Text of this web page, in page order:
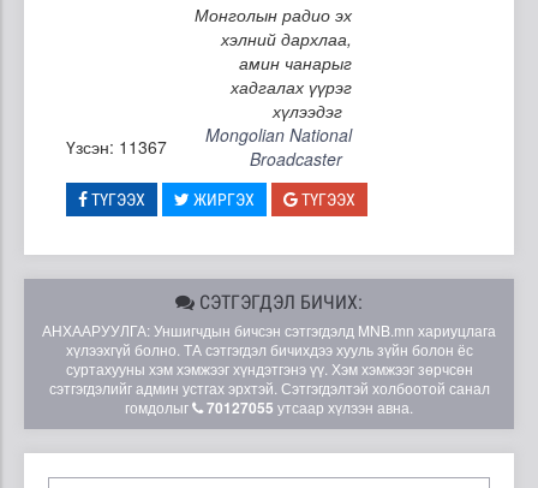
Монголын радио эх
хэлний дархлаа,
амин чанарыг
хадгалах үүрэг
хүлээдэг
Үзсэн: 11367
Mongolian National
Broadcaster
ТҮГЭЭХ ЖИРГЭХ ТҮГЭЭХ
СЭТГЭГДЭЛ БИЧИХ:
АНХААРУУЛГА: Уншигчдын бичсэн сэтгэгдэлд MNB.mn хариуцлага
хүлээхгүй болно. ТА сэтгэгдэл бичихдээ хууль зүйн болон ёс
суртахууны хэм хэмжээг хүндэтгэнэ үү. Хэм хэмжээг зөрчсөн
сэтгэгдэлийг админ устгах эрхтэй. Сэтгэгдэлтэй холбоотой санал
гомдолыг
70127055 утсаар хүлээн авна.